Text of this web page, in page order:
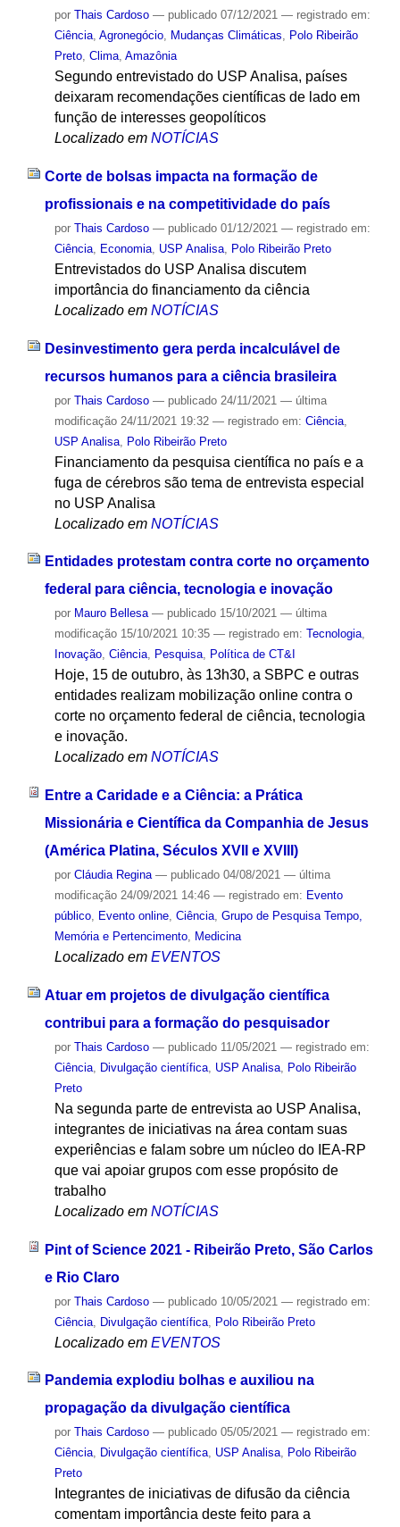
por Thais Cardoso — publicado07/12/2021 — registrado em:
Ciência, Agronegócio, Mudanças Climáticas, Polo Ribeirão
Preto, Clima, Amazônia
Segundo entrevistado do USP Analisa, países
deixaram recomendações científicas de lado em
função de interesses geopolíticos
Localizado em NOTÍCIAS
Corte de bolsas impacta na formação de
profissionais e na competitividade do país
por Thais Cardoso — publicado01/12/2021 — registrado em:
Ciência, Economia, USP Analisa, Polo Ribeirão Preto
Entrevistados do USP Analisa discutem
importância do financiamento da ciência
Localizado em NOTÍCIAS
Desinvestimento gera perda incalculável de
recursos humanos para a ciência brasileira
por Thais Cardoso — publicado24/11/2021 — última
modificação24/11/2021 19:32 — registrado em: Ciência,
USP Analisa, Polo Ribeirão Preto
Financiamento da pesquisa científica no país e a
fuga de cérebros são tema de entrevista especial
no USP Analisa
Localizado em NOTÍCIAS
Entidades protestam contra corte no orçamento
federal para ciência, tecnologia e inovação
por Mauro Bellesa — publicado15/10/2021 — última
modificação15/10/2021 10:35 — registrado em: Tecnologia,
Inovação, Ciência, Pesquisa, Política de CT&I
Hoje, 15 de outubro, às 13h30, a SBPC e outras
entidades realizam mobilização online contra o
corte no orçamento federal de ciência, tecnologia
e inovação.
Localizado em NOTÍCIAS
Entre a Caridade e a Ciência: a Prática
Missionária e Científica da Companhia de Jesus
(América Platina, Séculos XVII e XVIII)
por Cláudia Regina — publicado04/08/2021 — última
modificação24/09/2021 14:46 — registrado em: Evento
público, Evento online, Ciência, Grupo de Pesquisa Tempo,
Memória e Pertencimento, Medicina
Localizado em EVENTOS
Atuar em projetos de divulgação científica
contribui para a formação do pesquisador
por Thais Cardoso — publicado11/05/2021 — registrado em:
Ciência, Divulgação científica, USP Analisa,
Polo Ribeirão
Preto
Na segunda parte de entrevista ao USP Analisa,
integrantes de iniciativas na área contam suas
experiências e falam sobre um núcleo do IEA-RP
que vai apoiar grupos com esse propósito de
trabalho
Localizado em NOTÍCIAS
Pint of Science 2021 - Ribeirão Preto, São Carlos
e Rio Claro
por Thais Cardoso — publicado10/05/2021 — registrado em:
Ciência, Divulgação científica, Polo Ribeirão Preto
Localizado em EVENTOS
Pandemia explodiu bolhas e auxiliou na
propagação da divulgação científica
por Thais Cardoso — publicado05/05/2021 — registrado em:
Ciência, Divulgação científica, USP Analisa, Polo Ribeirão
Preto
Integrantes de iniciativas de difusão da ciência
comentam importância deste feito para a